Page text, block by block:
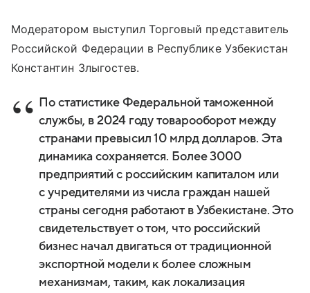
Модератором выступил Торговый представитель
Российской Федерации в Республике Узбекистан
Константин Злыгостев.
По статистике Федеральной таможенной
службы, в 2024 году товарооборот между
странами превысил 10 млрд долларов. Эта
динамика сохраняется. Более 3000
предприятий с российским капиталом или
с учредителями из числа граждан нашей
страны сегодня работают в Узбекистане. Это
свидетельствует о том, что российский
бизнес начал двигаться от традиционной
экспортной модели к более сложным
механизмам, таким, как локализация